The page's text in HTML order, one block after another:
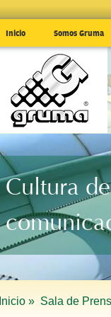
Inicio Somos Gruma
Cultura
Inicio » Sala de